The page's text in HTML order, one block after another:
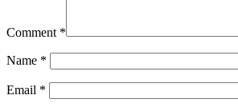
Comment *
Name *
Email *